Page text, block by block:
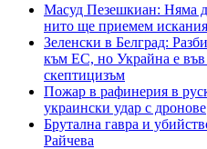
Масуд Пезешкиан: Няма
нито ще приемем
Зеленски в Белград:
към ЕС, но Украйна е във
скептицизъм
Пожар в рафинерия в
украински удар с дронове
Брутална гавра и
Райчева